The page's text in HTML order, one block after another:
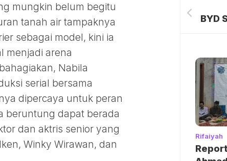
mungkin belum begitu
tanah air tampaknya
sebagai model, kini ia
menjadi arena
Nabila
serial bersama
dipercaya untuk peran
beruntung dapat berada
dan aktris senior yang
Winky Wirawan, dan
Rifaiyah